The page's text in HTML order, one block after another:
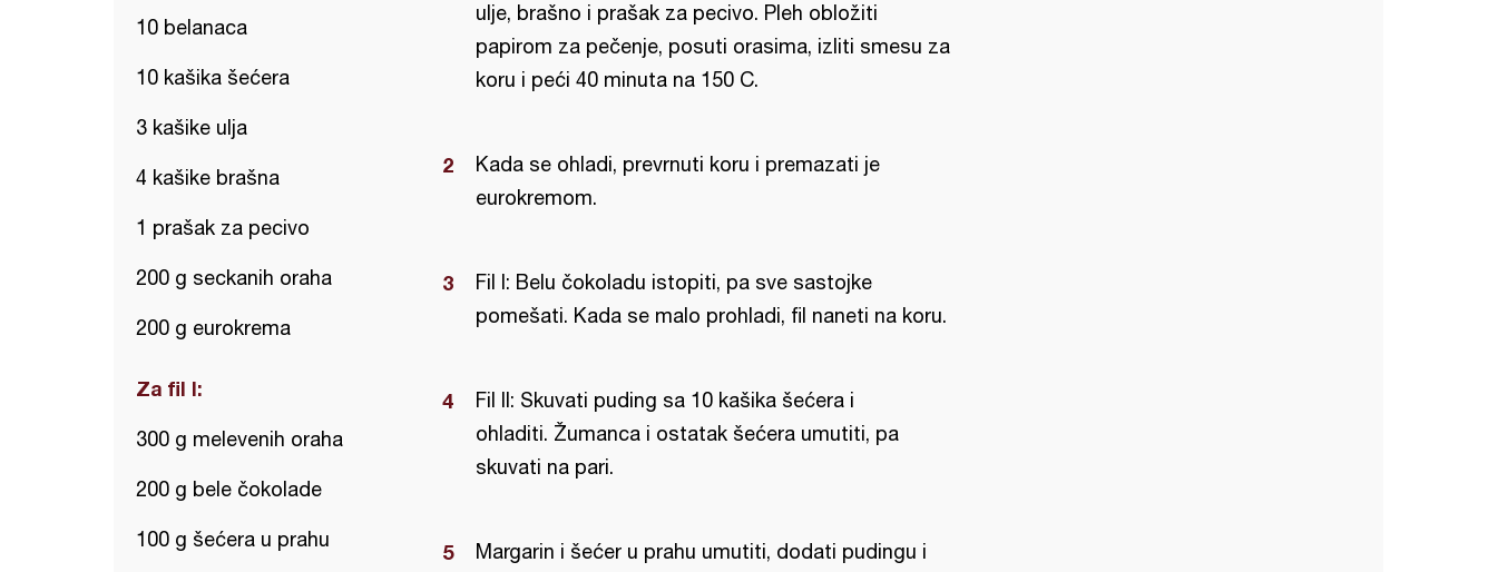
10 belanaca
10 kašika šećera
3 kašike ulja
4 kašike brašna
1 prašak za pecivo
200 g seckanih oraha
200 g eurokrema
Za fil I:
300 g melevenih oraha
200 g bele čokolade
100 g šećera u prahu
ulje, brašno i prašak za pecivo. Pleh obložiti
papirom za pečenje, posuti orasima, izliti smesu za
koru i peći 40 minuta na 150 C.
Kada se ohladi, prevrnuti koru i premazati je
eurokremom.
Fil I: Belu čokoladu istopiti, pa sve sastojke
pomešati. Kada se malo prohladi, fil naneti na koru.
Fil II: Skuvati puding sa 10 kašika šećera i
ohladiti. Žumanca i ostatak šećera umutiti, pa
skuvati na pari.
Margarin i šećer u prahu umutiti, dodati pudingu i